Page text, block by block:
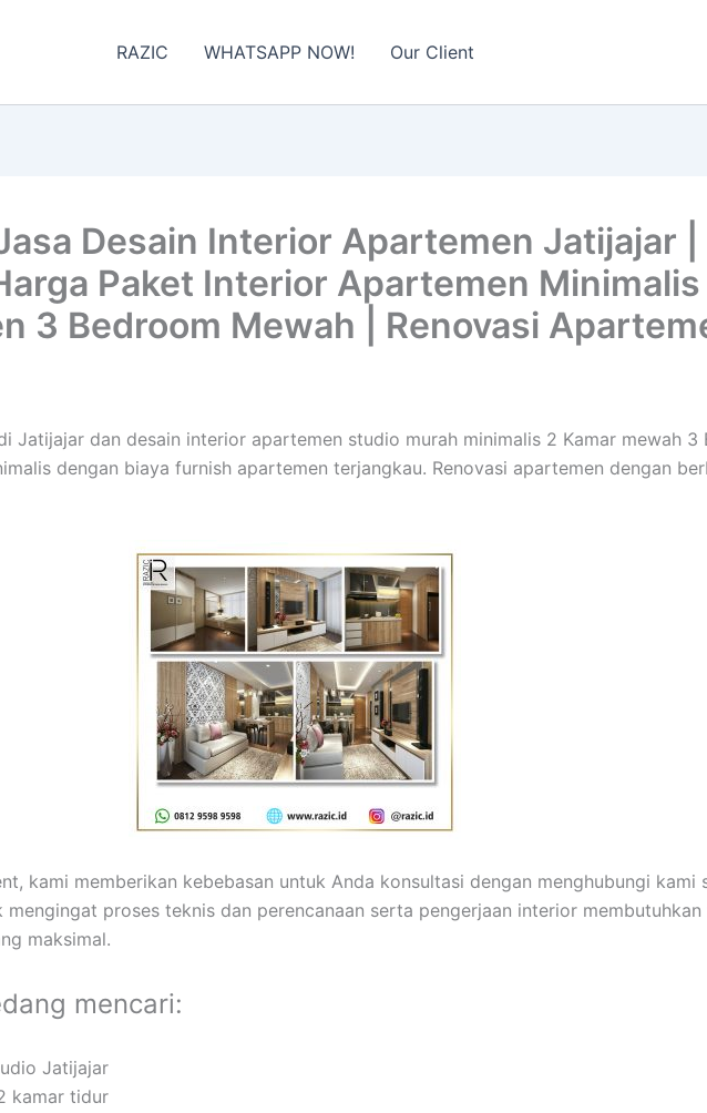
RAZIC WHATSAPP NOW! Our Client
Desain Interior Apartemen Jatijajar |
Paket Interior Apartemen Minimalis
3 Bedroom Mewah | Renovasi
Jatijajar dan desain interior apartemen studio murah minimalis 2 Kamar mewah 3
dengan biaya furnish apartemen terjangkau. Renovasi apartemen dengan
kami memberikan kebebasan untuk Anda konsultasi dengan menghubungi kami
proses teknis dan perencanaan serta pengerjaan interior
maksimal.
mencari:
Jatijajar
kamar tidur